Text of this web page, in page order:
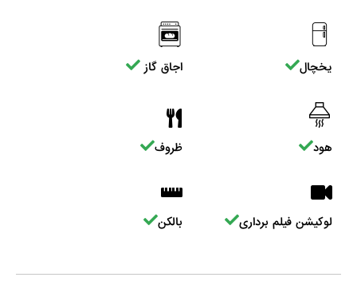
یخچال اجاق گاز
هود ظروف
لوکیشن فیلم برداری بالکن